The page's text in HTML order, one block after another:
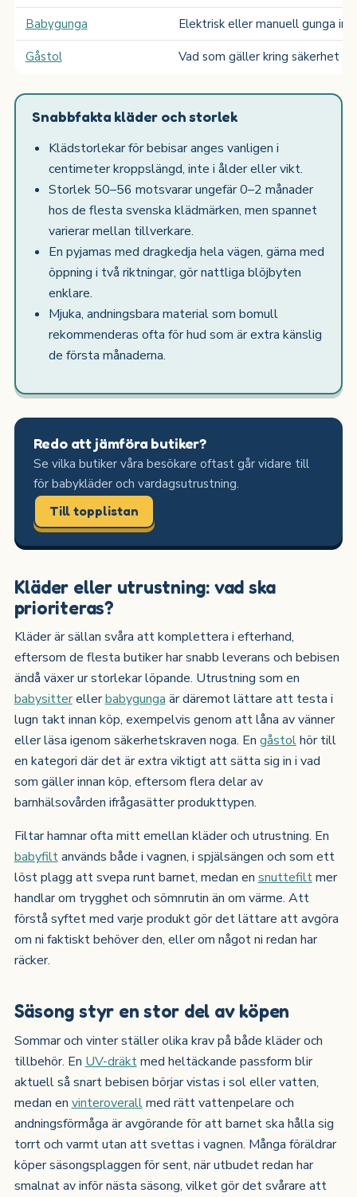
Babygunga Elektrisk eller manuell gunga
Gåstol Vad som gäller kring säkerhet
Snabbfakta kläder och storlek
Klädstorlekar för bebisar anges vanligen i
centimeter kroppslängd, inte i ålder eller vikt.
Storlek 50–56 motsvarar ungefär 0–2 månader
hos de flesta svenska klädmärken, men spannet
varierar mellan tillverkare.
En pyjamas med dragkedja hela vägen, gärna med
öppning i två riktningar, gör nattliga blöjbyten
enklare.
Mjuka, andningsbara material som bomull
rekommenderas ofta för hud som är extra känslig
de första månaderna.
Redo att jämföra butiker?
Se vilka butiker våra besökare oftast går vidare till
för babykläder och vardagsutrustning.
Till topplistan
Kläder eller utrustning: vad ska
prioriteras?
Kläder är sällan svåra att komplettera i efterhand,
eftersom de flesta butiker har snabb leverans och bebisen
ändå växer ur storlekar löpande. Utrustning som en
babysitterellerbabygunga är däremot lättare att testa i
lugn takt innan köp, exempelvis genom att låna av vänner
eller läsa igenom säkerhetskraven noga. En gåstolhör till
en kategori där det är extra viktigt att sätta sig in i vad
som gäller innan köp, eftersom flera delar av
barnhälsovården ifrågasätter produkttypen.
Filtar hamnar ofta mitt emellan kläder och utrustning. En
babyfiltanvänds både i vagnen, i spjälsängen och som ett
löst plagg att svepa runt barnet, medan en snuttefiltmer
handlar om trygghet och sömnrutin än om värme. Att
förstå syftet med varje produkt gör det lättare att avgöra
om ni faktiskt behöver den, eller om något ni redan har
räcker.
Säsong styr en stor del av köpen
Sommar och vinter ställer olika krav på både kläder och
tillbehör. En UV-dräktmed heltäckande passform blir
aktuell så snart bebisen börjar vistas i sol eller vatten,
medan en vinteroverallmed rätt vattenpelare och
andningsförmåga är avgörande för att barnet ska hålla sig
torrt och varmt utan att svettas i vagnen. Många föräldrar
köper säsongsplaggen för sent, när utbudet redan har
smalnat av inför nästa säsong, vilket gör det svårare att